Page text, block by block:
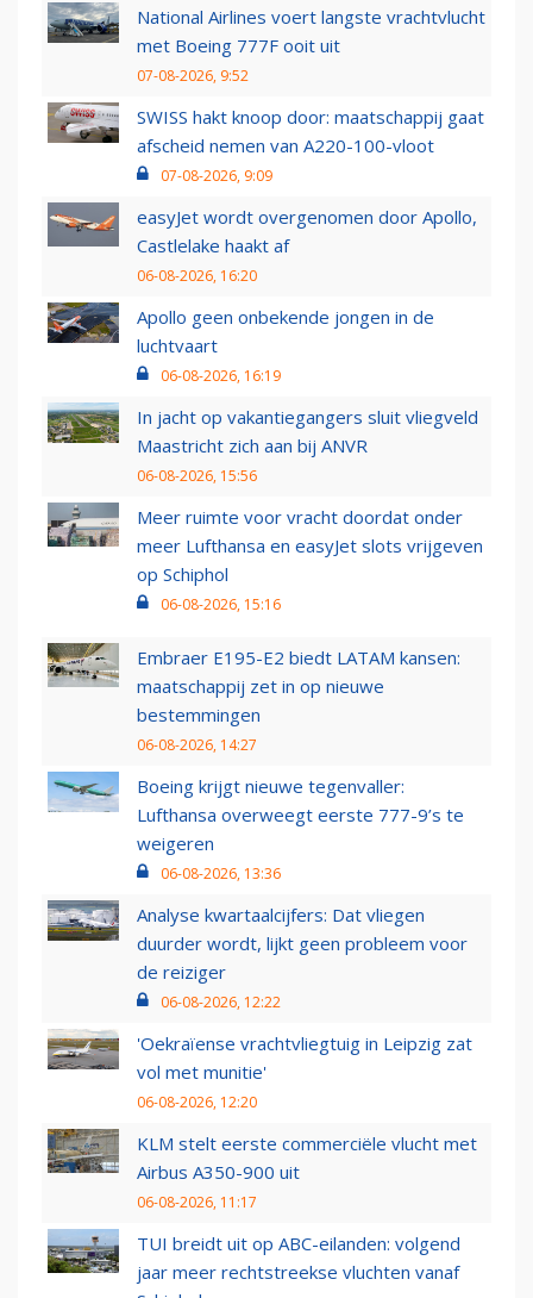
National Airlines voert langste vrachtvlucht
met Boeing 777F ooit uit
07-08-2026, 9:52
SWISS hakt knoop door: maatschappij gaat
afscheid nemen van A220-100-vloot
07-08-2026, 9:09
easyJet wordt overgenomen door Apollo,
Castlelake haakt af
06-08-2026, 16:20
Apollo geen onbekende jongen in de
luchtvaart
06-08-2026, 16:19
In jacht op vakantiegangers sluit vliegveld
Maastricht zich aan bij ANVR
06-08-2026, 15:56
Meer ruimte voor vracht doordat onder
meer Lufthansa en easyJet slots vrijgeven
op Schiphol
06-08-2026, 15:16
Embraer E195-E2 biedt LATAM kansen:
maatschappij zet in op nieuwe
bestemmingen
06-08-2026, 14:27
Boeing krijgt nieuwe tegenvaller:
Lufthansa overweegt eerste 777-9’s te
weigeren
06-08-2026, 13:36
Analyse kwartaalcijfers: Dat vliegen
duurder wordt, lijkt geen probleem voor
de reiziger
06-08-2026, 12:22
'Oekraïense vrachtvliegtuig in Leipzig zat
vol met munitie'
06-08-2026, 12:20
KLM stelt eerste commerciële vlucht met
Airbus A350-900 uit
06-08-2026, 11:17
TUI breidt uit op ABC-eilanden: volgend
jaar meer rechtstreekse vluchten vanaf